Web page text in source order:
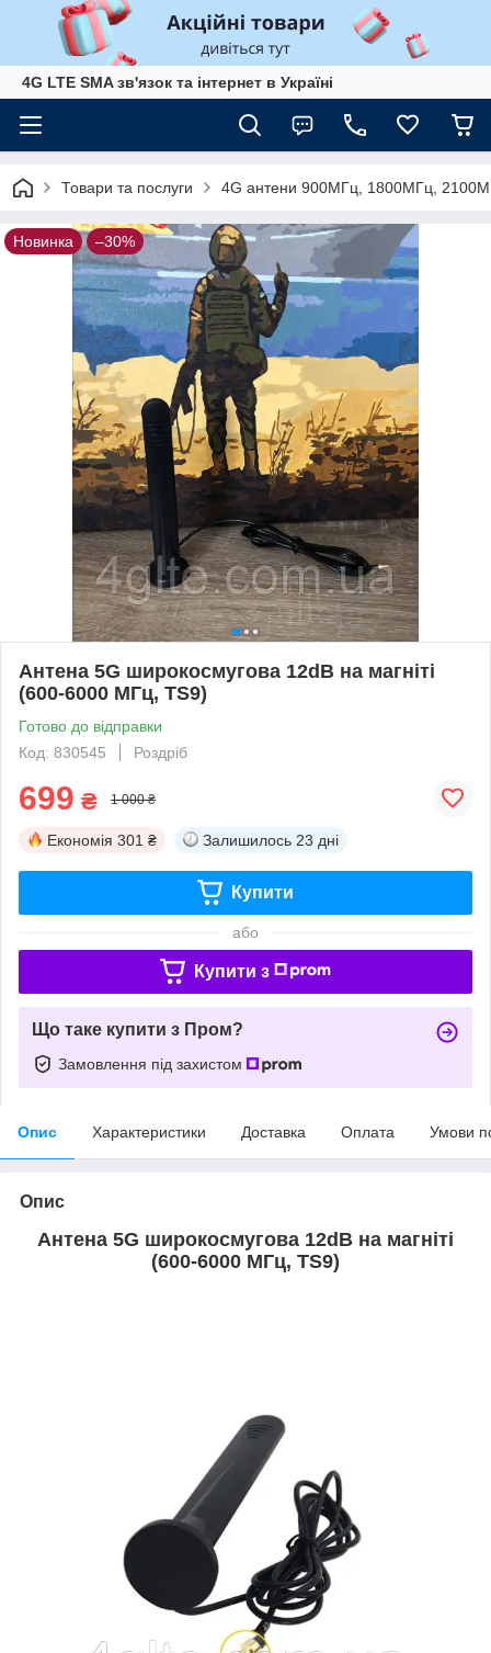
4G LTE SMA зв'язок та інтернет в Україні
Товари та послуги 4G антени 900МГц, 1800МГц,
Новинка –30%
Антена 5G широкосмугова 12dB на магніті
(600-6000 МГц, TS9)
Готово до відправки
Код: 830545
Роздріб
699 ₴ 1 000 ₴
Економія 301 ₴ Залишилось 23 дні
Купити
або
Купити з
Що таке купити з Пром?
Замовлення під захистом
Опис Характеристики Доставка Оплата Умови
Опис
Антена 5G широкосмугова 12dB на магніті
(600-6000 МГц, TS9)